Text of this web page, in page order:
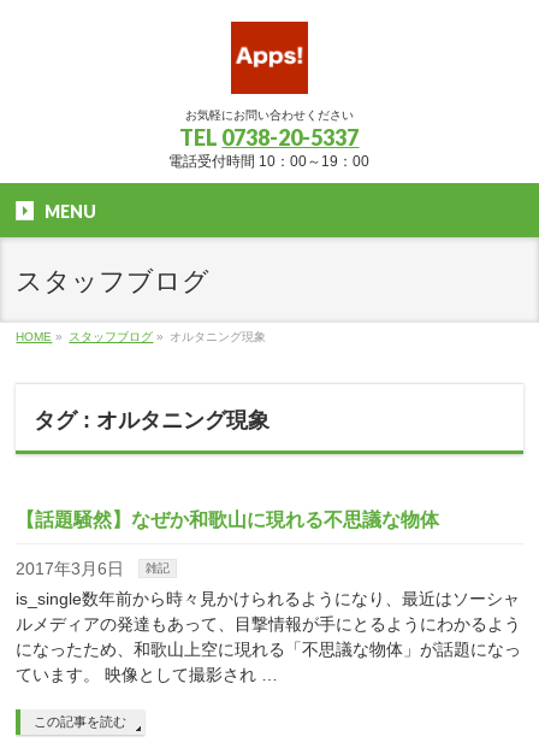
お気軽にお問い合わせください
TEL 0738-20-5337
電話受付時間 10：00～19：00
MENU
スタッフブログ
HOME » スタッフブログ » オルタニング現象
タグ : オルタニング現象
【話題騒然】なぜか和歌山に現れる不思議な物体
2017年3月6日 雑記
is_single数年前から時々見かけられるようになり、最近はソーシャ
ルメディアの発達もあって、目撃情報が手にとるようにわかるよう
になったため、和歌山上空に現れる「不思議な物体」が話題になっ
ています。 映像として撮影され …
この記事を読む